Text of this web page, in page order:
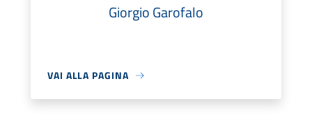
Giorgio Garofalo
VAI ALLA PAGINA